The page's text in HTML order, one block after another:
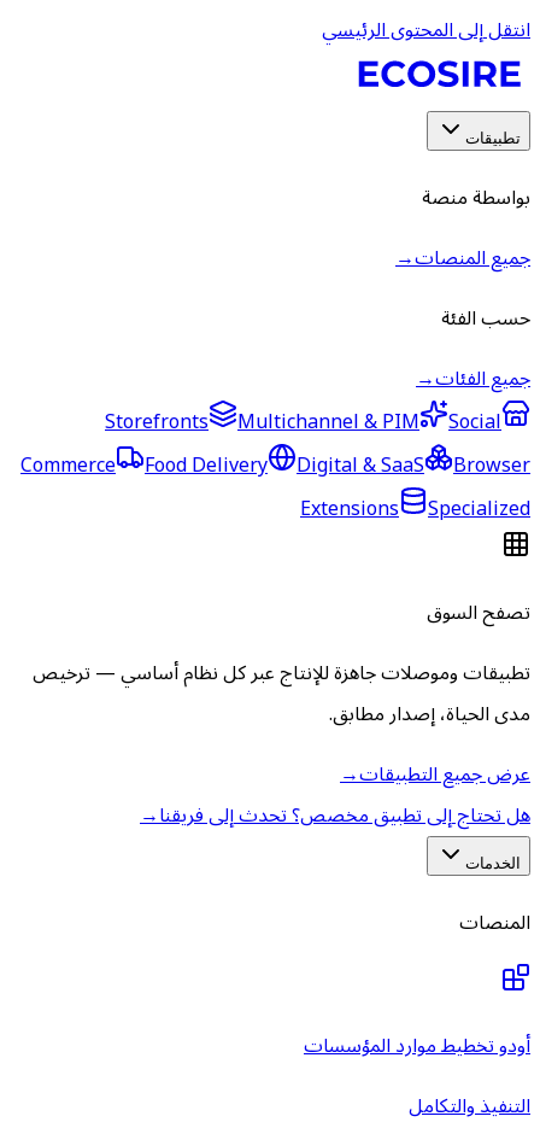
انتقل إلى المحتوى الرئيسي
تطبيقات
بواسطة منصة
جميع المنصات→
حسب الفئة
جميع الفئات→
Storefronts
Multichannel & PIM
Social
Commerce
Food Delivery Digital & SaaS
Browser
Extensions
Specialized
تصفح السوق
تطبيقات وموصلات جاهزة للإنتاج عبر كل نظام أساسي — ترخيص
مدى الحياة، إصدار مطابق.
عرض جميع التطبيقات→
هل تحتاج إلى تطبيق مخصص؟ تحدث إلى فريقنا→
الخدمات
المنصات
أودو تخطيط موارد المؤسسات
التنفيذ والتكامل